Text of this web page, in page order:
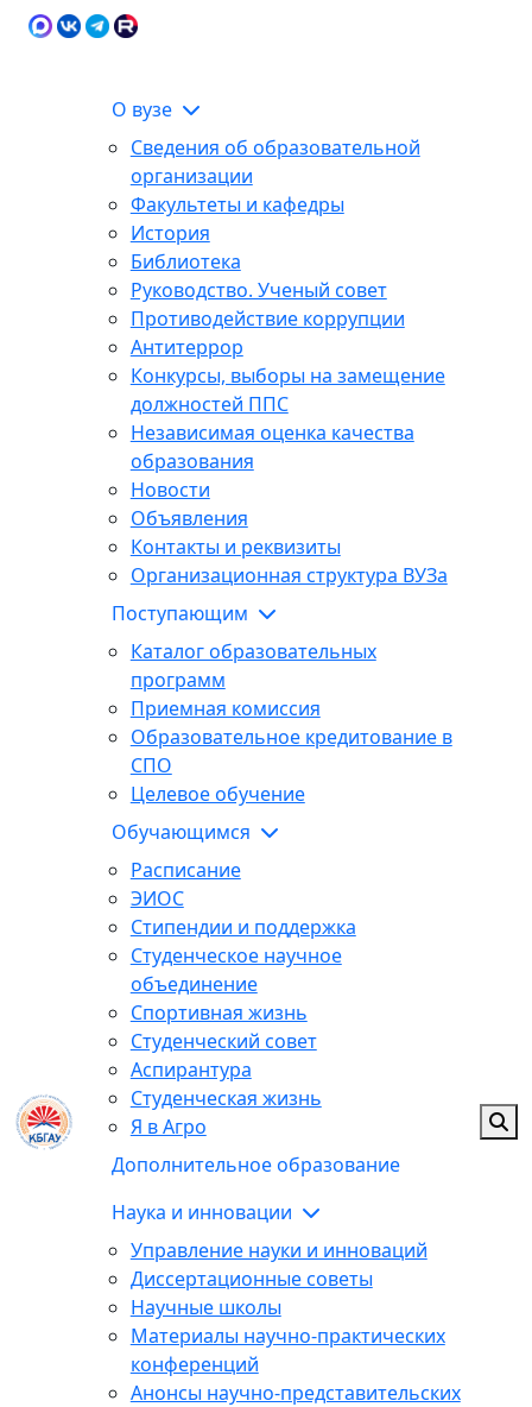
О вузе
Сведения об образовательной
организации
Факультеты и кафедры
История
Библиотека
Руководство. Ученый совет
Противодействие коррупции
Антитеррор
Конкурсы, выборы на замещение
должностей ППС
Независимая оценка качества
образования
Новости
Объявления
Контакты и реквизиты
Организационная структура ВУЗа
Поступающим
Каталог образовательных
программ
Приемная комиссия
Образовательное кредитование в
СПО
Целевое обучение
Обучающимся
Расписание
ЭИОС
Стипендии и поддержка
Студенческое научное
объединение
Спортивная жизнь
Студенческий совет
Аспирантура
Студенческая жизнь
Я в Агро
Дополнительное образование
Наука и инновации
Управление науки и инноваций
Диссертационные советы
Научные школы
Материалы научно-практических
конференций
Анонсы научно-представительских